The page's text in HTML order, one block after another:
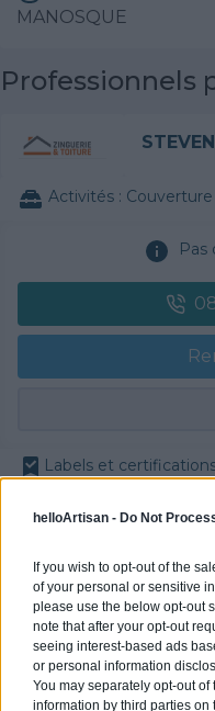
helloArtisan - Do Not
If you wish to opt-out of the
of your personal or sensitive
please use the below opt-out
note that after your opt-out
seeing interest-based ads
or personal information
You may separately opt-out
information by third parties on
MANOSQUE
Professionnels
Activités : Couverture
Pas
Labels et
Activités :Gros œuvre,